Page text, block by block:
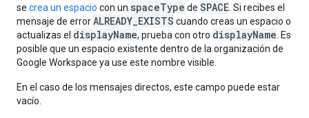
se crea un espacio con un spaceType de SPACE . Si recibes el
mensaje de errorALREADY_EXISTS cuando creas un espacio o
actualizas el displayName, prueba con otro displayName . Es
posible que un espacio existente dentro de la organización de
Google Workspace ya use este nombre visible.
En el caso de los mensajes directos, este campo puede estar
vacío.